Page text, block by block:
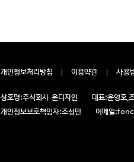
개인정보처리방침 이용약관 사용
상호명:주식회사 윤디자인 대표:윤영호,
개인정보보호책임자:조성민 이메일: